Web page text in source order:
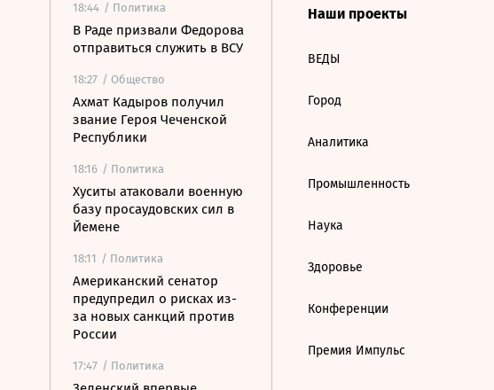
18:44 / Политика
В Раде призвали Федорова
отправиться служить в ВСУ
18:27 / Общество
Ахмат Кадыров получил
звание Героя Чеченской
Республики
18:16 / Политика
Хуситы атаковали военную
базу просаудовских сил в
Йемене
18:11 / Политика
Американский сенатор
предупредил о рисках из-
за новых санкций против
России
17:47 / Политика
Наши проекты
ВЕДЫ
Город
Аналитика
Промышленность
Наука
Здоровье
Конференции
Премия Импульс